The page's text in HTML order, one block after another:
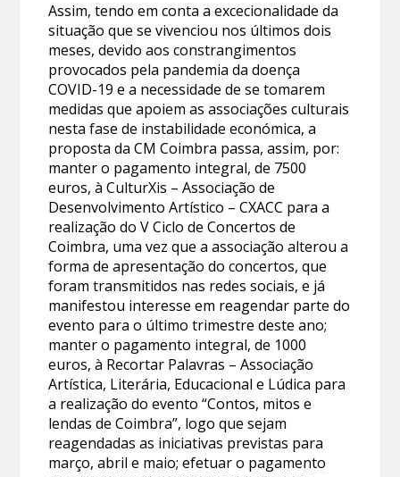
Assim, tendo em conta a excecionalidade da
situação que se vivenciou nos últimos dois
meses, devido aos constrangimentos
provocados pela pandemia da doença
COVID-19 e a necessidade de se tomarem
medidas que apoiem as associações culturais
nesta fase de instabilidade económica, a
proposta da CM Coimbra passa, assim, por:
manter o pagamento integral, de 7500
euros, à CulturXis – Associação de
Desenvolvimento Artístico – CXACC para a
realização do V Ciclo de Concertos de
Coimbra, uma vez que a associação alterou a
forma de apresentação do concertos, que
foram transmitidos nas redes sociais, e já
manifestou interesse em reagendar parte do
evento para o último trimestre deste ano;
manter o pagamento integral, de 1000
euros, à Recortar Palavras – Associação
Artística, Literária, Educacional e Lúdica para
a realização do evento “Contos, mitos e
lendas de Coimbra”, logo que sejam
reagendadas as iniciativas previstas para
março, abril e maio; efetuar o pagamento